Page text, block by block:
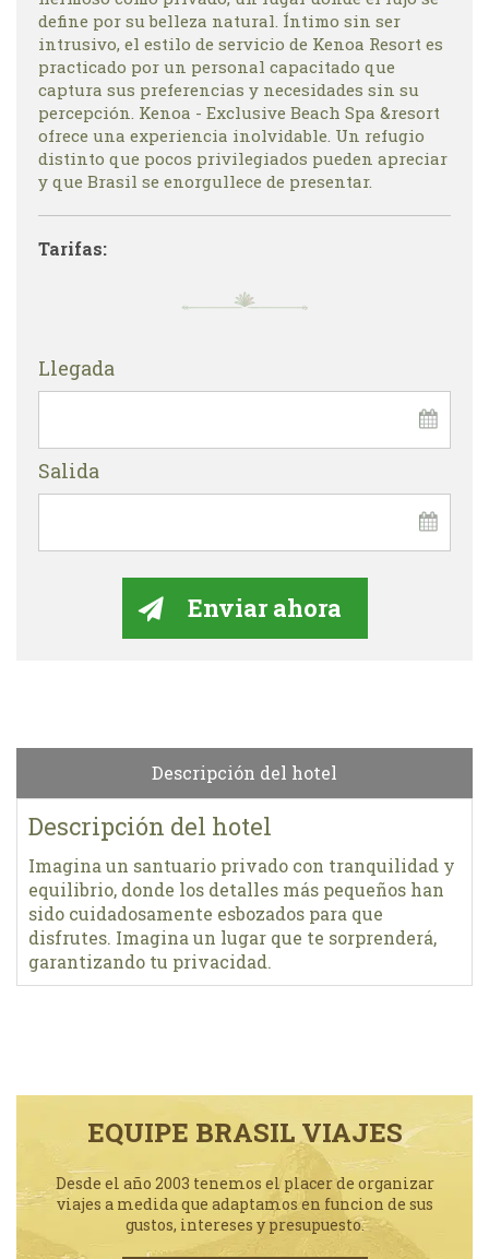
define por su belleza natural. Íntimo sin ser
intrusivo, el estilo de servicio de Kenoa Resort es
practicado por un personal capacitado que
captura sus preferencias y necesidades sin su
percepción. Kenoa - Exclusive Beach Spa &resort
ofrece una experiencia inolvidable. Un refugio
distinto que pocos privilegiados pueden apreciar
y que Brasil se enorgullece de presentar.
Tarifas:
Llegada
Salida
Descripción del hotel
Descripción del hotel
Imagina un santuario privado con tranquilidad y
equilibrio, donde los detalles más pequeños han
sido cuidadosamente esbozados para que
disfrutes. Imagina un lugar que te sorprenderá,
garantizando tu privacidad.
EQUIPE BRASIL VIAJES
Desde el año 2003 tenemos el placer de organizar
viajes a medida que adaptamos en funcion de sus
gustos, intereses y presupuesto.